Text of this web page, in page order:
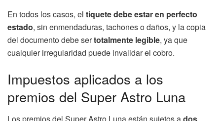
En todos los casos, el tiquete debe estar en perfecto
estado, sin enmendaduras, tachones o daños, y la copia
del documento debe sertotalmente legible, ya que
cualquier irregularidad puede invalidar el cobro.
Impuestos aplicados a los
premios del Super Astro Luna